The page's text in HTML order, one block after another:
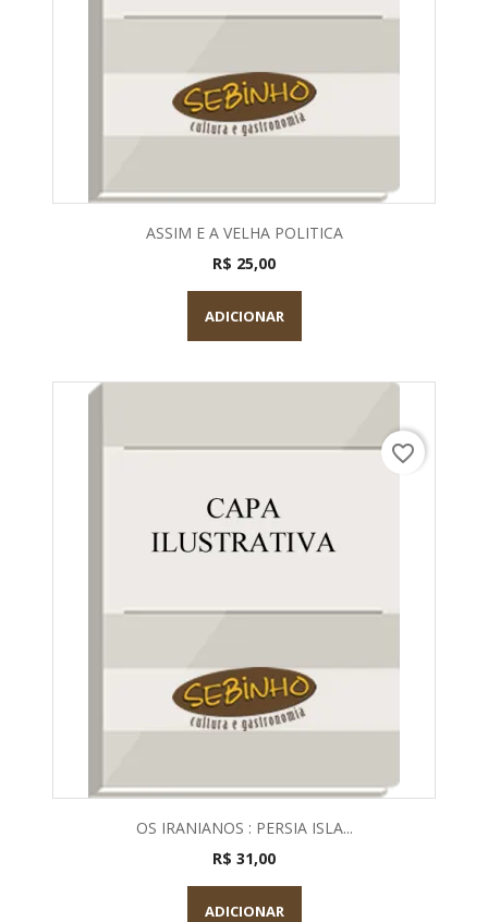
ASSIM E A VELHA POLITICA
R$ 25,00
ADICIONAR
OS IRANIANOS : PERSIA ISLA...
R$ 31,00
ADICIONAR
favorite_border